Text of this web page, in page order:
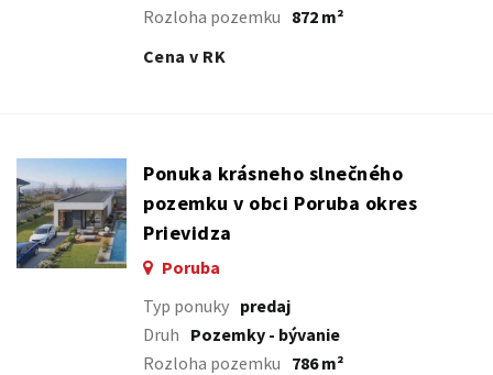
Rozloha pozemku 872 m²
Cena v RK
Ponuka krásneho slnečného
pozemku v obci Poruba okres
Prievidza
Poruba
Typ ponuky predaj
Druh Pozemky - bývanie
Rozloha pozemku 786 m²